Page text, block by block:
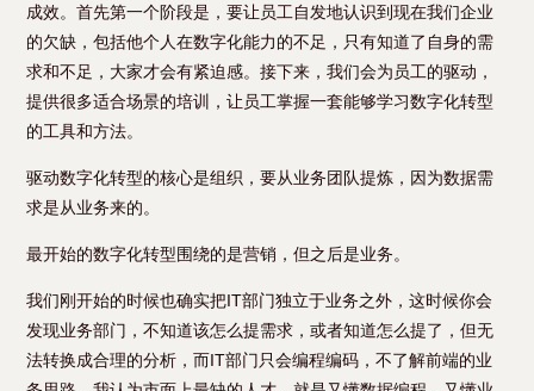
成效。首先第一个阶段是，要让员工自发地认识到现在我们企业
的欠缺，包括他个人在数字化能力的不足，只有知道了自身的需
求和不足，大家才会有紧迫感。接下来，我们会为员工的驱动，
提供很多适合场景的培训，让员工掌握一套能够学习数字化转型
的工具和方法。
驱动数字化转型的核心是组织，要从业务团队提炼，因为数据需
求是从业务来的。
最开始的数字化转型围绕的是营销，但之后是业务。
我们刚开始的时候也确实把IT部门独立于业务之外，这时候你会
发现业务部门，不知道该怎么提需求，或者知道怎么提了，但无
法转换成合理的分析，而IT部门只会编程编码，不了解前端的业